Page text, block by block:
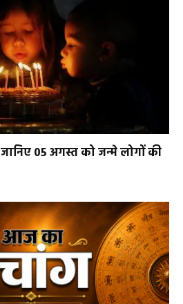
जानिए 05 अगस्त को जन्मे लोगों की